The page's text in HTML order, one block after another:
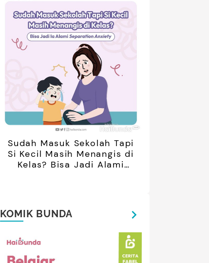
Sudah Masuk Sekolah Tapi
Si Kecil Masih Menangis di
Kelas? Bisa Jadi Alami
KOMIK BUNDA